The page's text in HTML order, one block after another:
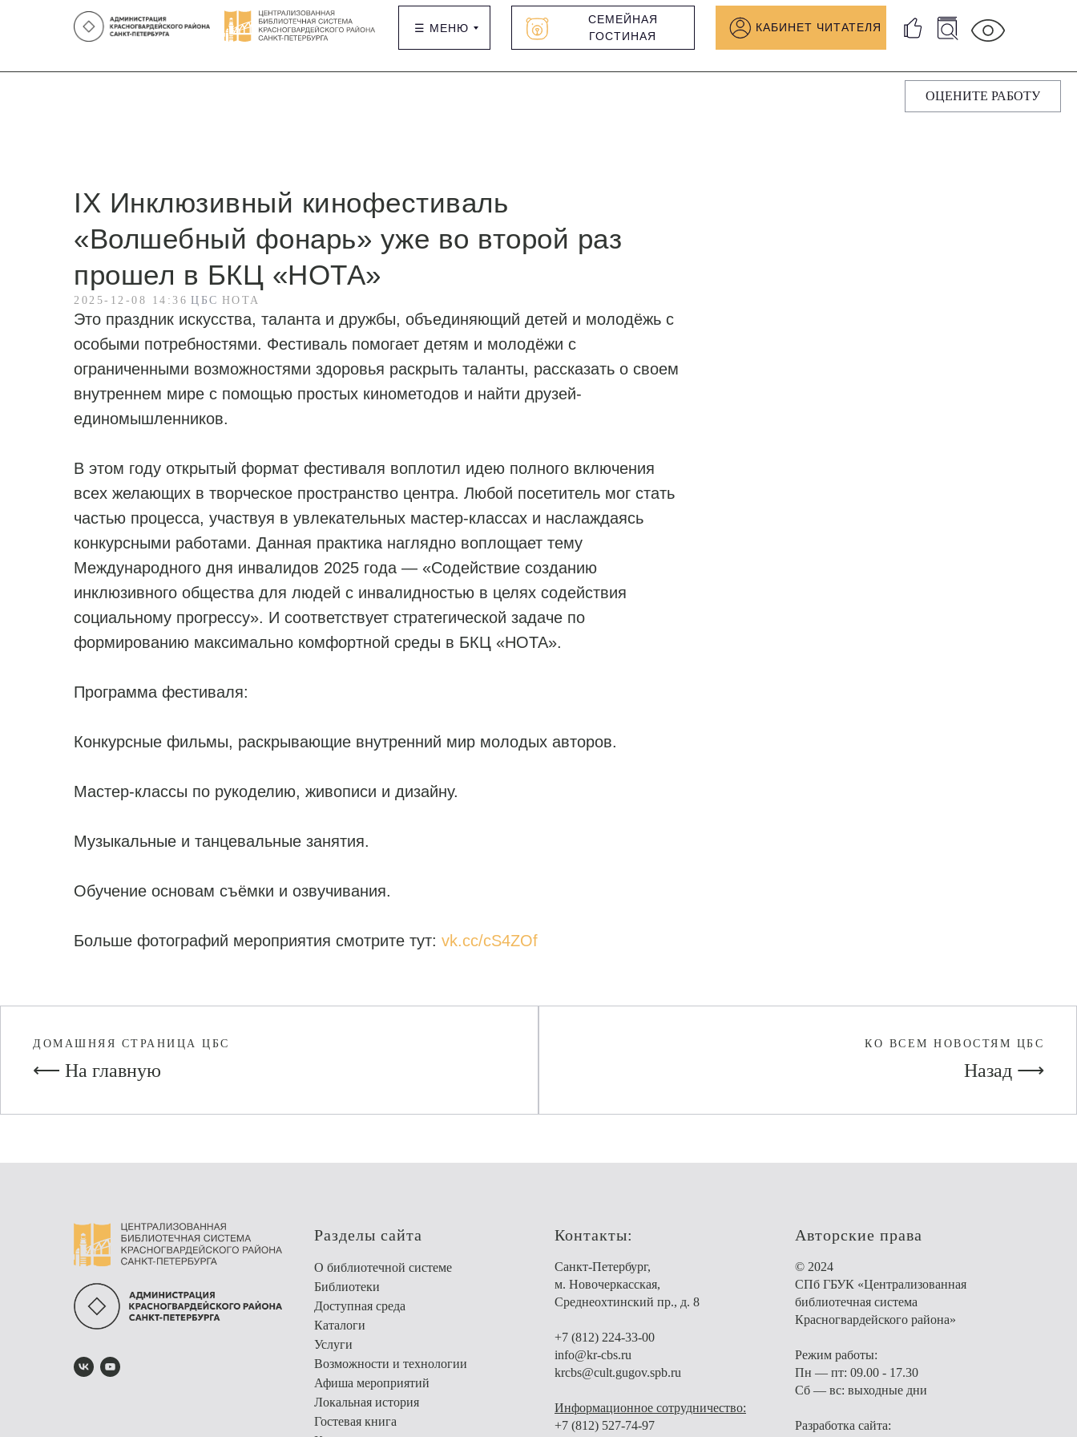
КАБИНЕТ ЧИТАТЕЛЯ
☰ МЕНЮ
СЕМЕЙНАЯ
ГОСТИНАЯ
ОЦЕНИТЕ РАБОТУ
IX Инклюзивный кинофестиваль
«Волшебный фонарь» уже во второй раз
прошел в БКЦ «НОТА»
2025-12-08 14:36 ЦБС НОТА
Это праздник искусства, таланта и дружбы, объединяющий детей и молодёжь с
особыми потребностями. Фестиваль помогает детям и молодёжи с
ограниченными возможностями здоровья раскрыть таланты, рассказать о своем
внутреннем мире с помощью простых кинометодов и найти друзей-
единомышленников.
В этом году открытый формат фестиваля воплотил идею полного включения
всех желающих в творческое пространство центра. Любой посетитель мог стать
частью процесса, участвуя в увлекательных мастер-классах и наслаждаясь
конкурсными работами. Данная практика наглядно воплощает тему
Международного дня инвалидов 2025 года — «Содействие созданию
инклюзивного общества для людей с инвалидностью в целях содействия
социальному прогрессу». И соответствует стратегической задаче по
формированию максимально комфортной среды в БКЦ «НОТА».
Программа фестиваля:
Конкурсные фильмы, раскрывающие внутренний мир молодых авторов.
Мастер-классы по рукоделию, живописи и дизайну.
Музыкальные и танцевальные занятия.
Обучение основам съёмки и озвучивания.
Больше фотографий мероприятия смотрите тут: vk.cc/cS4ZOf
ДОМАШНЯЯ СТРАНИЦА ЦБС
⟵ На главную
КО ВСЕМ НОВОСТЯМ ЦБС
Назад ⟶
Разделы сайта
О библиотечной системе
Библиотеки
Доступная среда
Каталоги
Услуги
Возможности и технологии
Афиша мероприятий
Локальная история
Гостевая книга
Контакты:
Санкт-Петербург,
м. Новочеркасская,
Среднеохтинский пр., д. 8
+7 (812) 224-33-00
info@kr-cbs.ru
krcbs@cult.gugov.spb.ru
Информационное сотрудничество:
+7 (812) 527-74-97
Авторские права
© 2024
СПб ГБУК «Централизованная
библиотечная система
Красногвардейского района»
Режим работы:
Пн — пт: 09.00 - 17.30
Сб — вс: выходные дни
Разработка сайта: